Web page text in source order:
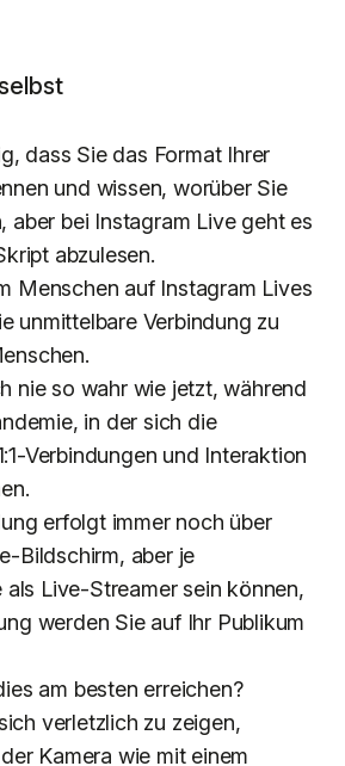
dass Sie das Format Ihrer
und wissen, worüber Sie
aber bei Instagram Live geht es
abzulesen.
Menschen auf Instagram Lives
unmittelbare Verbindung zu
nie so wahr wie jetzt, während
in der sich die
Verbindungen und Interaktion
erfolgt immer noch über
Bildschirm, aber je
als Live-Streamer sein können,
werden Sie auf Ihr Publikum
am besten erreichen?
verletzlich zu zeigen,
Kamera wie mit einem